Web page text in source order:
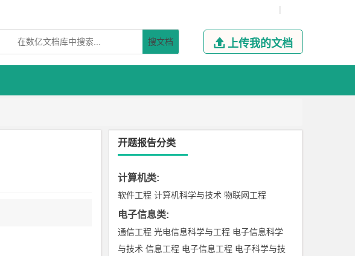
|
搜文档  上传我的文档
开题报告分类
计算机类:
软件工程 计算机科学与技术 物联网工程
电子信息类:
通信工程 光电信息科学与工程 电子信息科学
与技术 信息工程 电子信息工程 电子科学与技